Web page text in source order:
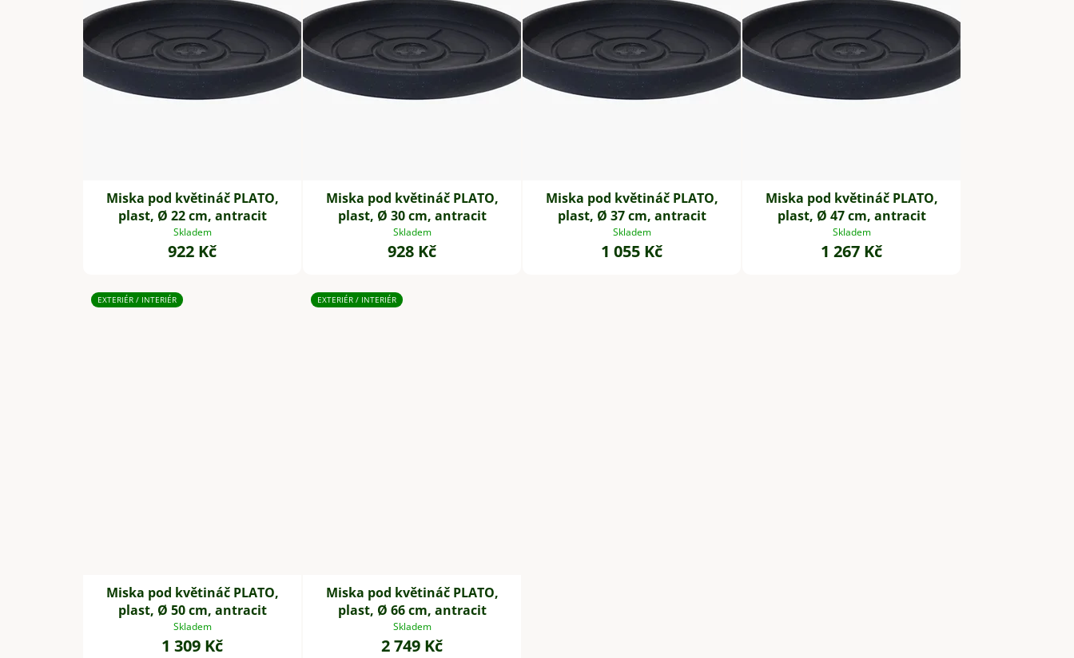
Miska pod květináč PLATO,
plast, Ø 22 cm, antracit
Skladem
922 Kč
Miska pod květináč PLATO,
plast, Ø 30 cm, antracit
Skladem
928 Kč
Miska pod květináč PLATO,
plast, Ø 37 cm, antracit
Skladem
1 055 Kč
Miska pod květináč PLATO,
plast, Ø 47 cm, antracit
Skladem
1 267 Kč
EXTERIÉR / INTERIÉR
Miska pod květináč PLATO,
plast, Ø 50 cm, antracit
Skladem
1 309 Kč
EXTERIÉR / INTERIÉR
Miska pod květináč PLATO,
plast, Ø 66 cm, antracit
Skladem
2 749 Kč